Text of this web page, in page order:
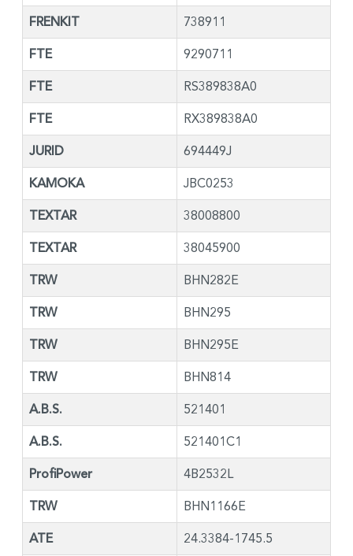
FRENKIT 738911
FTE 9290711
FTE RS389838A0
FTE RX389838A0
JURID 694449J
KAMOKA JBC0253
TEXTAR 38008800
TEXTAR 38045900
TRW BHN282E
TRW BHN295
TRW BHN295E
TRW BHN814
A.B.S. 521401
A.B.S. 521401C1
ProfiPower 4B2532L
TRW BHN1166E
ATE 24.3384-1745.5